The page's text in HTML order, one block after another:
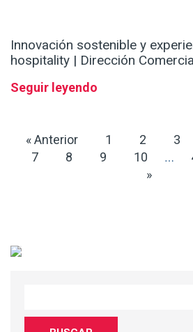
Innovación sostenible y
hospitality | Dirección
Seguir leyendo
« Anterior 1 2 3
7
8 9 10 …
»